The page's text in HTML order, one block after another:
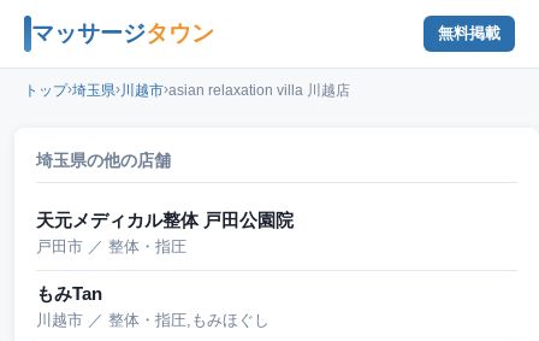
マッサージタウン 無料掲載
トップ›埼玉県›川越市›asian relaxation villa 川越店
埼玉県の他の店舗
天元メディカル整体 戸田公園院
戸田市 ／ 整体・指圧
もみTan
川越市 ／ 整体・指圧,もみほぐし